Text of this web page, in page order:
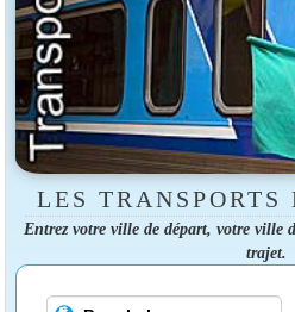
LES
Entrez votre ville de départ, votre ville
trajet.